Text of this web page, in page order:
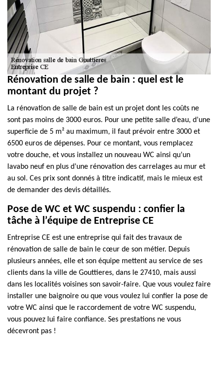
Rénovation de salle de bain : quel est le
montant du projet ?
La rénovation de salle de bain est un projet dont les coûts ne
sont pas moins de 3000 euros. Pour une petite salle d’eau, d’une
superficie de 5 m² au maximum, il faut prévoir entre 3000 et
6500 euros de dépenses. Pour ce montant, vous remplacez
votre douche, et vous installez un nouveau WC ainsi qu’un
lavabo neuf en plus d’une rénovation des carrelages au mur et
au sol. Ces prix sont donnés à titre indicatif, mais le mieux est
de demander des devis détaillés.
Pose de WC et WC suspendu : confier la
tâche à l’équipe de Entreprise CE
Entreprise CE est une entreprise qui fait des travaux de
rénovation de salle de bain le cœur de son métier. Depuis
plusieurs années, elle et son équipe mettent au service de ses
clients dans la ville de Gouttieres, dans le 27410, mais aussi
dans les localités voisines son savoir-faire. Que vous voulez faire
installer une baignoire ou que vous voulez lui confier la pose de
votre WC ainsi que le raccordement de votre WC suspendu,
vous pouvez lui faire confiance. Ses prestations ne vous
décevront pas !